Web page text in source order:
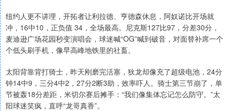
纽约人更不讲理，开拓者让利拉德、亨德森休息，阿奴诺比开场就
冲，16中10，正负值 34，全场最高。尼克斯127比97，分差30分，
麦迪逊广场花园秒变演唱会，球迷喊“OG”喊到破音，对面替补席一个
个低头刷手机，像早高峰地铁里的社畜。
太阳背靠背打骑士，昨天刚磨完活塞，狄龙却像充了超级电池，24分
钟14中9，三分4中2，27分2断3助，效率吓人。骑士第三节崩了，单
节被轰18分差距，米切尔赛后摊手：“我们像集体忘记怎么防守。”太
阳球迷笑疯，直呼“龙哥真香”。